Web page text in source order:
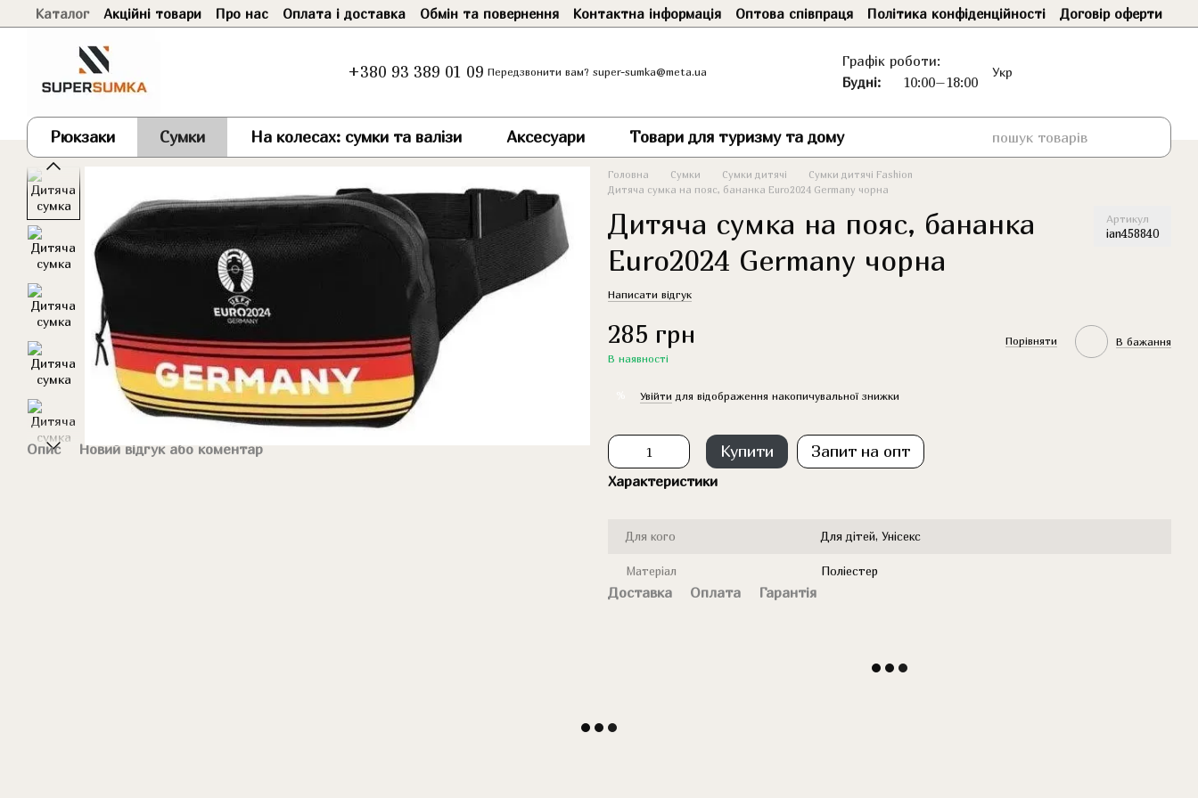
Перейти до основного контенту
Каталог Акційні товари Про нас Оплата і доставка Обмін та повернення Контактна інформація Оптова співпраця Політика конфіденційності Договір оферти
+380 93 389 01 09 Передзвонити вам? super-sumka@meta.ua
Графік роботи:
Будні:
10:00–18:00
Укр
Рюкзаки Сумки На колесах: сумки та валізи Аксесуари Товари для туризму та дому
Опис Новий відгук або коментар
Головна Сумки Сумки дитячі
Сумки дитячі Fashion
Дитяча сумка на пояс, бананка Euro2024 Germany чорна
Дитяча сумка на пояс, бананка
Euro2024 Germany чорна
Артикул
ian458840
Написати відгук
285 грн
В наявності
Порівняти В бажання
Увійти для відображення накопичувальної знижки
Купити Запит на опт
Характеристики
Для кого Для дітей, Унісекс
Матеріал Поліестер
Доставка Оплата Гарантія